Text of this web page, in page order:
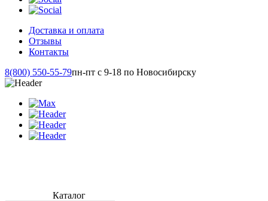
Доставка и оплата
Отзывы
Контакты
8(800) 550-55-79пн-пт с 9-18 по Новосибирску
Каталог